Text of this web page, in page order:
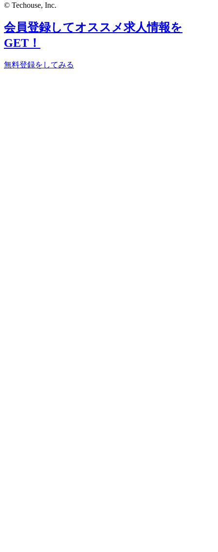
© Techouse, Inc.
会員登録してオススメ求人情報を
GET！
無料登録をしてみる